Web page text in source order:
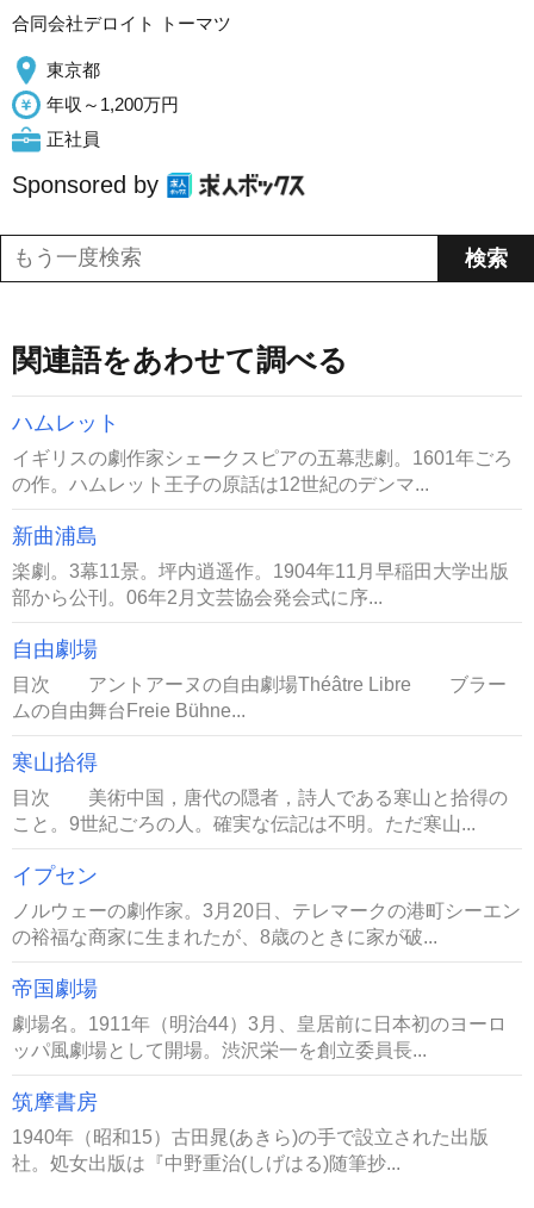
合同会社デロイト トーマツ
東京都
年収～1,200万円
正社員
Sponsored by
関連語をあわせて調べる
ハムレット
イギリスの劇作家シェークスピアの五幕悲劇。1601年ごろ
の作。ハムレット王子の原話は12世紀のデンマ...
新曲浦島
楽劇。3幕11景。坪内逍遥作。1904年11月早稲田大学出版
部から公刊。06年2月文芸協会発会式に序...
自由劇場
目次 アントアーヌの自由劇場Théâtre Libre ブラー
ムの自由舞台Freie Bühne...
寒山拾得
目次 美術中国，唐代の隠者，詩人である寒山と拾得の
こと。9世紀ごろの人。確実な伝記は不明。ただ寒山...
イプセン
ノルウェーの劇作家。3月20日、テレマークの港町シーエン
の裕福な商家に生まれたが、8歳のときに家が破...
帝国劇場
劇場名。1911年（明治44）3月、皇居前に日本初のヨーロ
ッパ風劇場として開場。渋沢栄一を創立委員長...
筑摩書房
1940年（昭和15）古田晁(あきら)の手で設立された出版
社。処女出版は『中野重治(しげはる)随筆抄...